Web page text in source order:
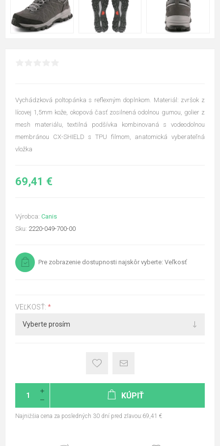
Vychádzková poltopánka s reflexným doplnkom. Materiál: zvršok z
lícovej 1,5mm kože, okopová časť zosilnená odolnou gumou, golier z
mesh materiálu, textilná podšívka kombinovaná s vodeodolnou
membránou CX-SHIELD s TPU filmom, anatomická vyberateľná
vložka
69,41 €
Výrobca: Canis
Sku: 2220-049-700-00
Pre zobrazenie dostupnosti najskôr vyberte: Veľkosť
VEĽKOSŤ: *
KÚPIŤ
Najnižšia cena za posledných 30 dní pred zľavou:69,41 €